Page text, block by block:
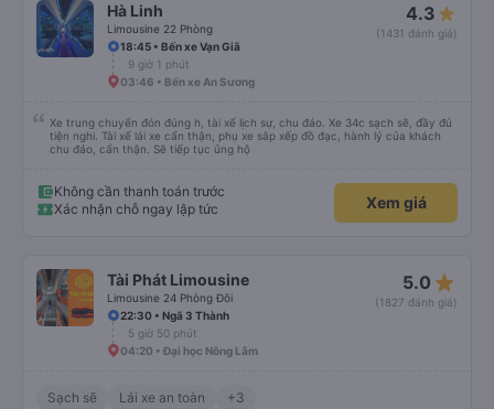
Hà Linh
Limousine 22 Phòng
4.3
(1431 đánh giá)
18:45 • Bến xe Vạn Giã
9 giờ 1 phút
03:46 • Bến xe An Sương
Xe trung chuyển đón đúng h, tài xế lịch sự, chu đáo. Xe 34c sạch sẽ, đầy đủ
tiện nghi. Tài xế lái xe cẩn thận, phụ xe sắp xếp đồ đạc, hành lý của khách
chu đáo, cẩn thận. Sẽ tiếp tục ủng hộ
Không cần thanh toán trước
Xác nhận chỗ ngay lập tức
Xem giá
Tài Phát Limousine
Limousine 24 Phòng Đôi
5.0 star_rate
(1827 đánh giá)
22:30 • Ngã 3 Thành
5 giờ 50 phút
04:20 • Đại học Nông Lâm
Sạch sẽ Lái xe an toàn +3